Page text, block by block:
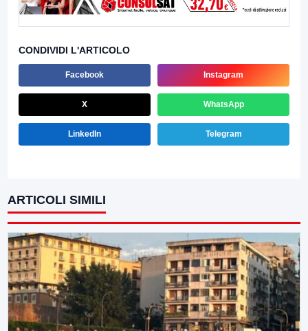
CONDIVIDI L'ARTICOLO
Facebook Instagram
X WhatsApp
LinkedIn Telegram
ARTICOLI SIMILI